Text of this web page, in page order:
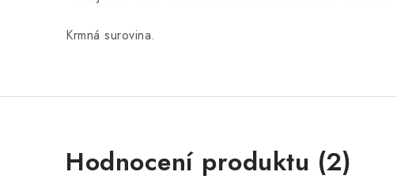
Krmná surovina.
Hodnocení produktu (2)
V